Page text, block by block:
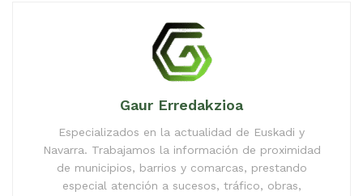
Gaur Erredakzioa
Especializados en la actualidad de Euskadi y
Navarra. Trabajamos la información de proximidad
de municipios, barrios y comarcas, prestando
especial atención a sucesos, tráfico, obras,